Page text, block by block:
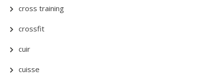
cross training
crossfit
cuir
cuisse